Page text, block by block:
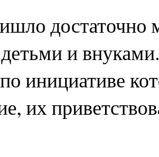
достаточно
и
инициативе
их